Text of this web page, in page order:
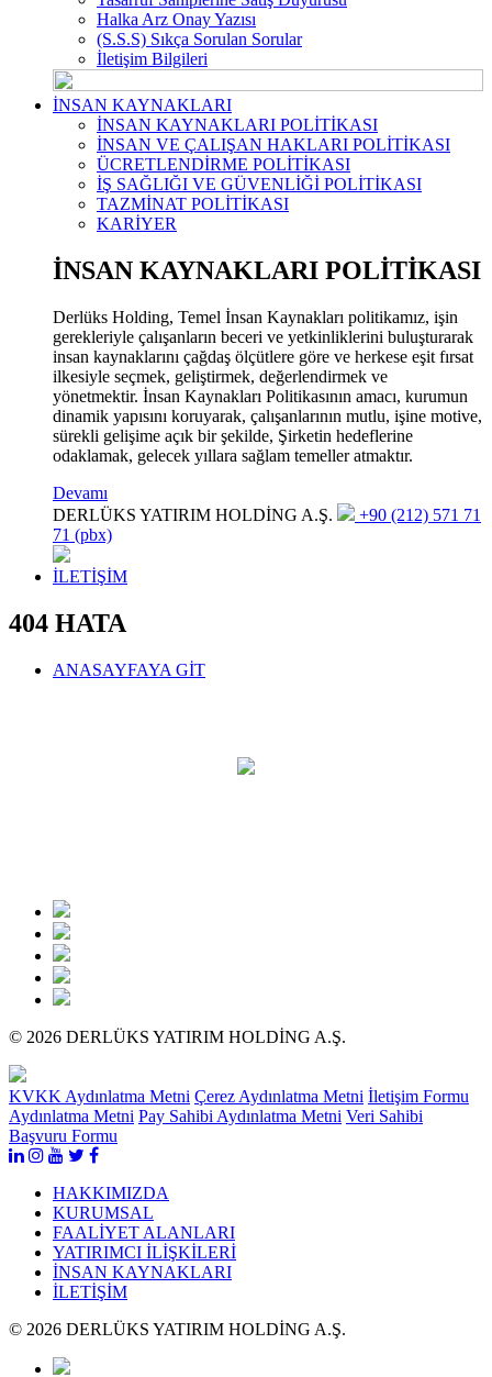
Halka Arz Onay Yazısı
(S.S.S) Sıkça Sorulan Sorular
İletişim Bilgileri
İNSAN KAYNAKLARI
İNSAN KAYNAKLARI POLİTİKASI
İNSAN VE ÇALIŞAN HAKLARI POLİTİKASI
ÜCRETLENDİRME POLİTİKASI
İŞ SAĞLIĞI VE GÜVENLİĞİ POLİTİKASI
TAZMİNAT POLİTİKASI
KARİYER
İNSAN KAYNAKLARI POLİTİKASI
Derlüks Holding, Temel İnsan Kaynakları politikamız, işin
gerekleriyle çalışanların beceri ve yetkinliklerini buluşturarak
insan kaynaklarını çağdaş ölçütlere göre ve herkese eşit fırsat
ilkesiyle seçmek, geliştirmek, değerlendirmek ve
yönetmektir. İnsan Kaynakları Politikasının amacı, kurumun
dinamik yapısını koruyarak, çalışanlarının mutlu, işine motive,
sürekli gelişime açık bir şekilde, Şirketin hedeflerine
odaklamak, gelecek yıllara sağlam temeller atmaktır.
Devamı
DERLÜKS YATIRIM HOLDİNG A.Ş.
+90 (212) 571 71
71 (pbx)
İLETİŞİM
404 HATA
ANASAYFAYA GİT
© 2026 DERLÜKS YATIRIM HOLDİNG A.Ş.
KVKK Aydınlatma Metni Çerez Aydınlatma Metni İletişim Formu
Aydınlatma Metni Pay Sahibi Aydınlatma Metni Veri Sahibi
Başvuru Formu
HAKKIMIZDA
KURUMSAL
FAALİYET ALANLARI
YATIRIMCI İLİŞKİLERİ
İNSAN KAYNAKLARI
İLETİŞİM
© 2026 DERLÜKS YATIRIM HOLDİNG A.Ş.